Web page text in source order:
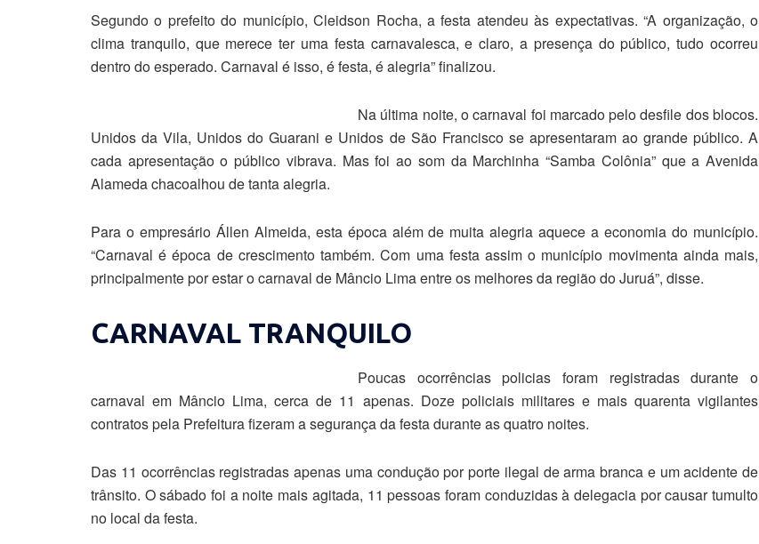
Segundo o prefeito do município, Cleidson Rocha, a festa atendeu às expectativas. “A organização, o
clima tranquilo, que merece ter uma festa carnavalesca, e claro, a presença do público, tudo ocorreu
dentro do esperado. Carnaval é isso, é festa, é alegria” finalizou.
Na última noite, o carnaval foi marcado pelo desfile dos blocos.
Unidos da Vila, Unidos do Guarani e Unidos de São Francisco se apresentaram ao grande público. A
cada apresentação o público vibrava. Mas foi ao som da Marchinha “Samba Colônia” que a Avenida
Alameda chacoalhou de tanta alegria.
Para o empresário Állen Almeida, esta época além de muita alegria aquece a economia do município.
“Carnaval é época de crescimento também. Com uma festa assim o município movimenta ainda mais,
principalmente por estar o carnaval de Mâncio Lima entre os melhores da região do Juruá”, disse.
CARNAVAL TRANQUILO
Poucas ocorrências policias foram registradas durante o
carnaval em Mâncio Lima, cerca de 11 apenas. Doze policiais militares e mais quarenta vigilantes
contratos pela Prefeitura fizeram a segurança da festa durante as quatro noites.
Das 11 ocorrências registradas apenas uma condução por porte ilegal de arma branca e um acidente de
trânsito. O sábado foi a noite mais agitada, 11 pessoas foram conduzidas à delegacia por causar tumulto
no local da festa.